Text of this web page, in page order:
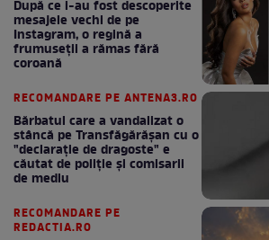
După ce i-au fost descoperite
mesajele vechi de pe
Instagram, o regină a
frumuseții a rămas fără
coroană
RECOMANDARE PE ANTENA3.RO
Bărbatul care a vandalizat o
stâncă pe Transfăgărășan cu o
"declaraţie de dragoste" e
căutat de poliție și comisarii
de mediu
RECOMANDARE PE
REDACTIA.RO